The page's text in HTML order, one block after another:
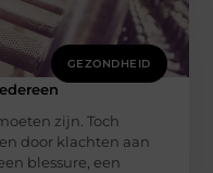
GEZONDHEID
zijn. Toch
door klachten aan
blessure, een